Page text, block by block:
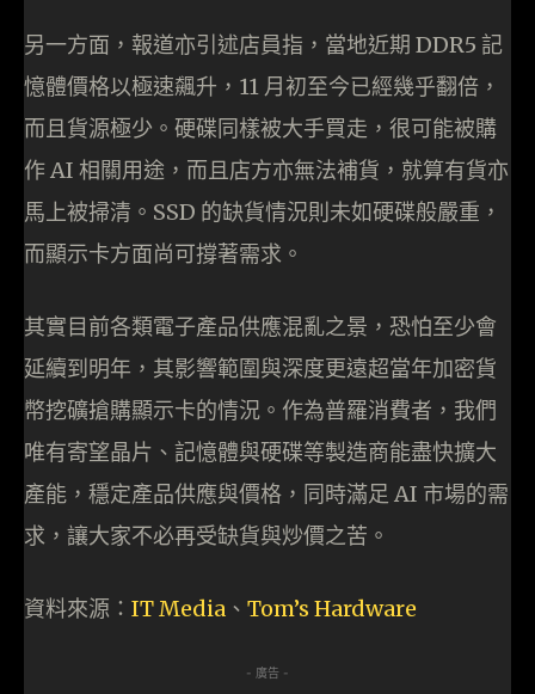
另一方面，報道亦引述店員指，當地近期 DDR5 記
憶體價格以極速飆升，11 月初至今已經幾乎翻倍，
而且貨源極少。硬碟同樣被大手買走，很可能被購
作 AI 相關用途，而且店方亦無法補貨，就算有貨亦
馬上被掃清。SSD 的缺貨情況則未如硬碟般嚴重，
而顯示卡方面尚可撐著需求。
其實目前各類電子產品供應混亂之景，恐怕至少會
延續到明年，其影響範圍與深度更遠超當年加密貨
幣挖礦搶購顯示卡的情況。作為普羅消費者，我們
唯有寄望晶片、記憶體與硬碟等製造商能盡快擴大
產能，穩定產品供應與價格，同時滿足 AI 市場的需
求，讓大家不必再受缺貨與炒價之苦。
資料來源： IT Media 、 Tom’s Hardware
- 廣告 -